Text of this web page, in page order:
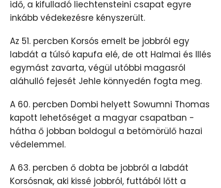
idő, a kifulladó liechtensteini csapat egyre
inkább védekezésre kényszerült.
Az 51. percben Korsós emelt be jobbról egy
labdát a túlsó kapufa elé, de ott Halmai és Illés
egymást zavarta, végül utóbbi magasról
aláhulló fejesét Jehle könnyedén fogta meg.
A 60. percben Dombi helyett Sowumni Thomas
kapott lehetőséget a magyar csapatban -
hátha ő jobban boldogul a betömörülő hazai
védelemmel.
A 63. percben ő dobta be jobbról a labdát
Korsósnak, aki kissé jobbról, futtából lőtt a